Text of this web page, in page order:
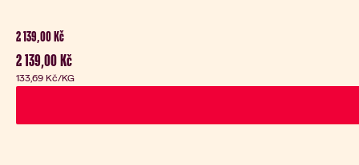
Aktuální cena:
2 139,00 Kč
Aktuální cena:
2 139,00 Kč
133,69 Kč/KG